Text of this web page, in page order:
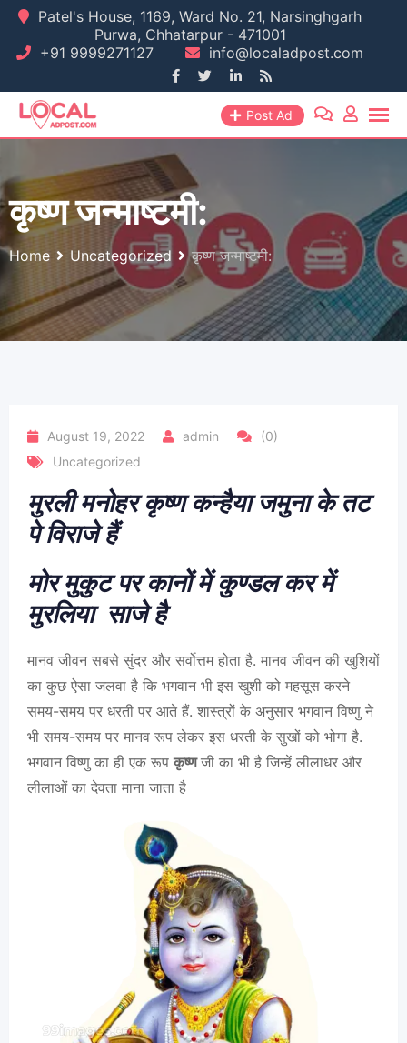
Skip
content
Patel's House, 1169, Ward No. 21, Narsinghgarh
Purwa, Chhatarpur - 471001
+91 9999271127
info@localadpost.com
Post Ad
कृष्ण जन्माष्टमी:
Home Uncategorized कृष्ण जन्माष्टमी:
August 19, 2022 admin
(0)
Uncategorized
मुरली मनोहर कृष्ण कन्हैया जमुना के तट
पे विराजे हैं
मोर मुकुट पर कानों में कुण्डल कर में
मुरलिया साजे है
मानव जीवन सबसे सुंदर और सर्वोत्तम होता है. मानव जीवन की खुशियों
का कुछ ऐसा जलवा है कि भगवान भी इस खुशी को महसूस करने
समय-समय पर धरती पर आते हैं. शास्त्रों के अनुसार भगवान विष्णु ने
भी समय-समय पर मानव रूप लेकर इस धरती के सुखों को भोगा है.
भगवान विष्णु का ही एक रूपकृष्णजी का भी है जिन्हें लीलाधर और
लीलाओं का देवता माना जाता है